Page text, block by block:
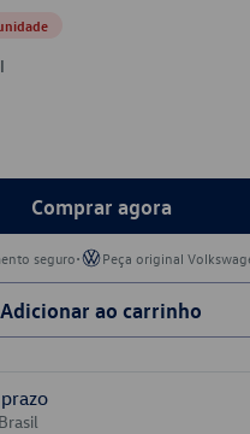
Comprar agora
seguro• Peça original
Adicionar ao carrinho